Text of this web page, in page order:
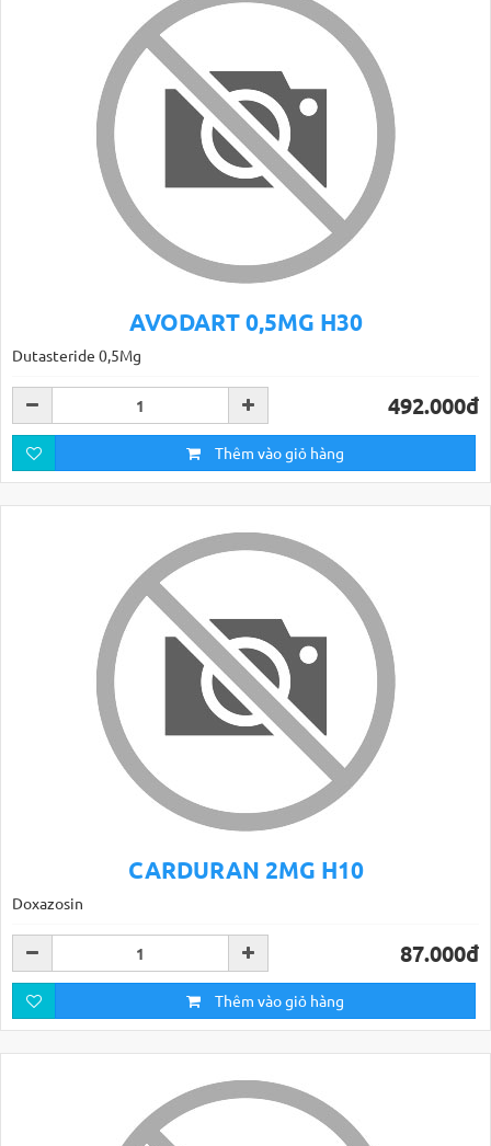
AVODART 0,5MG H30
Dutasteride 0,5Mg
492.000đ
Thêm vào giỏ hàng
CARDURAN 2MG H10
Doxazosin
87.000đ
Thêm vào giỏ hàng